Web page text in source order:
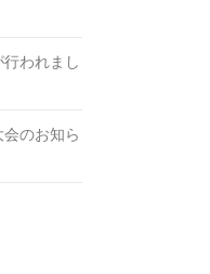
われまし
のお知ら